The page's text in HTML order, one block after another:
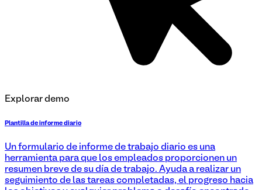
Explorar demo
Plantilla de informe diario
Un formulario de informe de trabajo diario es una
herramienta para que los empleados proporcionen un
resumen breve de su día de trabajo. Ayuda a realizar un
seguimiento de las tareas completadas, el progreso hacia